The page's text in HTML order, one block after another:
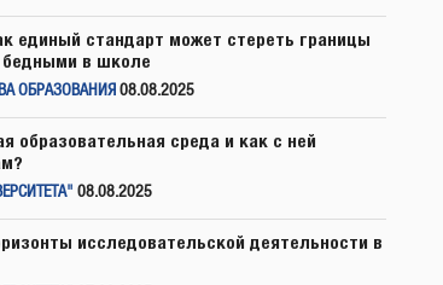
единый стандарт может стереть границы
в школе
ОБРАЗОВАНИЯ 08.08.2025
образовательная среда и как с ней
08.08.2025
исследовательской деятельности в